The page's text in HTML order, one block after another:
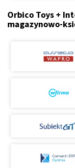
Orbico Toys +
magazynowo-